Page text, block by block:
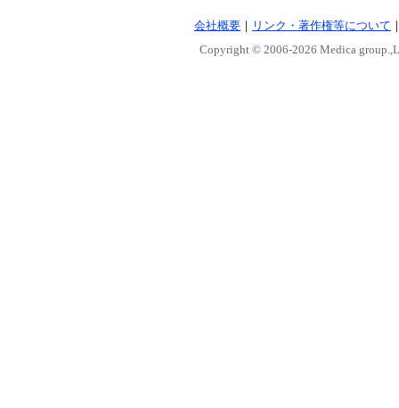
会社概要 ｜ リンク・著作権等について
Copyright © 2006-2026 Medica